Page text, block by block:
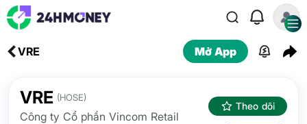
VRE Mở App
VRE (HOSE)
Công ty Cổ phần Vincom Retail
Theo dõi